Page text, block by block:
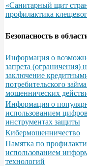
«Санитарный щит
профилактика
Безопасность в
Информация о
запрета (ограничения)
заключение
потребительского
мошеннических
Информация о
использованием
инструментах защиты
Кибермошенничество
Памятка по
использованием
технологий